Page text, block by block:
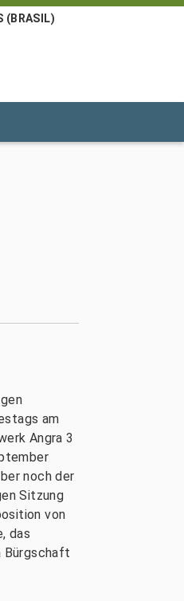
(BRASIL)
am
Angra 3
noch der
Sitzung
von
das
Bürgschaft